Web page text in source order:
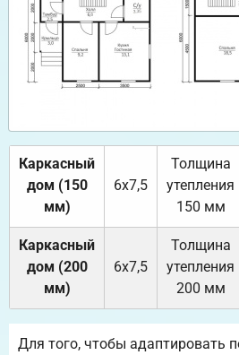
Каркасный
дом (150
мм)
6х7,5
Толщина
утепления
150 мм
Каркасный
дом (200
мм)
6х7,5
Толщина
утепления
200 мм
Для того, чтобы адаптировать